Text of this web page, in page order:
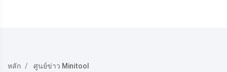
หลัก
ศูนย์ข่าว Minitool